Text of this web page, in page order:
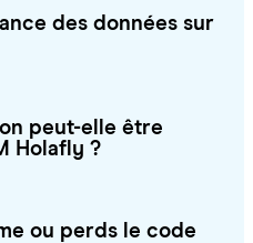
des données sur
peut-elle être
Holafly ?
ou perds le code